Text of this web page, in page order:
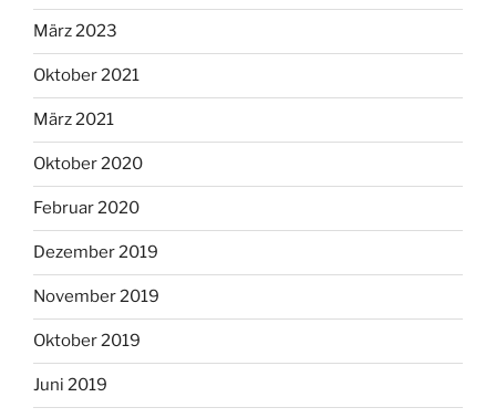
März 2023
Oktober 2021
März 2021
Oktober 2020
Februar 2020
Dezember 2019
November 2019
Oktober 2019
Juni 2019